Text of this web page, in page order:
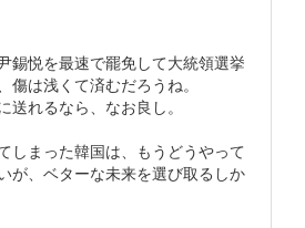
錫悦を最速で罷免して大統領選挙
傷は浅くて済むだろうね。
送れるなら、なお良し。
しまった韓国は、もうどうやって
が、ベターな未来を選び取るしか